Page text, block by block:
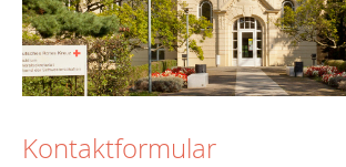
Kontaktformular